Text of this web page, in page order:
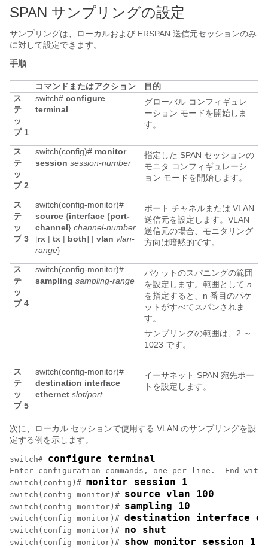
SPAN サンプリングの設定
サンプリングは、ローカルおよび ERSPAN 送信元セッションのみ
に対して設定できます。
手順
コマンドまたはアクション
目的
ス
テ
ッ
プ 1
switch# configure
terminal
グローバル コンフィギュレ
ーション モードを開始しま
す。
ス
テ
ッ
プ 2
switch(config)# monitor
session session-number
指定した SPAN セッションの
モニタ コンフィギュレーシ
ョン モードを開始します。
ス
テ
ッ
プ 3
switch(config-monitor)#
source {interface {port-
channel} channel-number
[rx | tx | both] | vlan vlan-
range}
ポート チャネルまたは VLAN
送信元を設定します。VLAN
送信元の場合、モニタリング
方向は暗黙的です。
ス
テ
ッ
プ 4
switch(config-monitor)#
sampling sampling-range
パケットのスパニングの範囲
を設定します。範囲として n
を指定すると、n 番目のパケ
ットがすべてスパンされま
す。
サンプリングの範囲は、2 ～
1023 です。
ス
テ
ッ
プ 5
switch(config-monitor)#
destination interface
ethernet slot/port
イーサネット SPAN 宛先ポー
トを設定します。
次に、ローカル セッションで使用する VLAN のサンプリングを設
定する例を示します。
switch# configure terminal
Enter configuration commands, one per line.  End with
switch(config)# monitor session 1
switch(config-monitor)# source vlan 100
switch(config-monitor)# sampling 10
switch(config-monitor)# destination interface
switch(config-monitor)# no shut
switch(config-monitor)# show monitor session 1